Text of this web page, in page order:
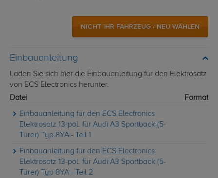
NICHT IHR FAHRZEUG / NEU WÄHLEN
Einbauanleitung
Laden Sie sich hier die Einbauanleitung für den Elektrosatz
von ECS Electronics herunter.
Datei
Format
Einbauanleitung für den ECS Electronics
Elektrosatz 13-pol. für Audi A3 Sportback (5-
Türer) Typ 8YA - Teil 1
Einbauanleitung für den ECS Electronics
Elektrosatz 13-pol. für Audi A3 Sportback (5-
Türer) Typ 8YA - Teil 2